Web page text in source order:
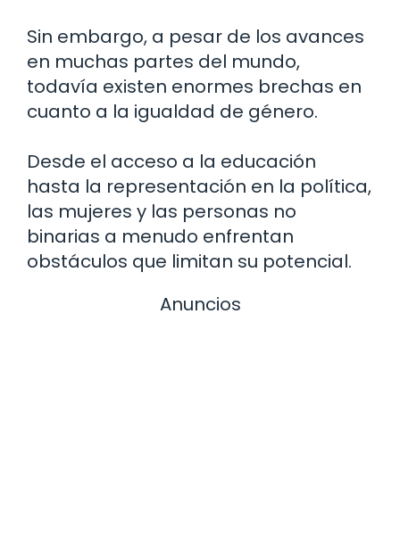
Sin embargo, a pesar de los avances
en muchas partes del mundo,
todavía existen enormes brechas en
cuanto a la igualdad de género.
Desde el acceso a la educación
hasta la representación en la política,
las mujeres y las personas no
binarias a menudo enfrentan
obstáculos que limitan su potencial.
Anuncios